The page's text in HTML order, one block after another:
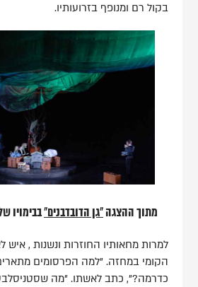
בקול רם ומנופף בזרועותיו.
מתוך ההצגה "גן הדובדבנים"בבימויו של
למרות מחאותיו החוזרות ונשנות ,
הקומי במחזה. "למה הפרסומים
כדרמה?", כתב לאשתו. "מה